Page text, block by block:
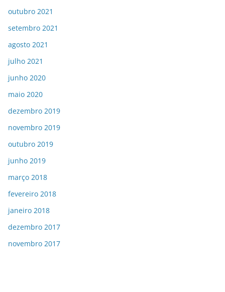
outubro 2021
setembro 2021
agosto 2021
julho 2021
junho 2020
maio 2020
dezembro 2019
novembro 2019
outubro 2019
junho 2019
março 2018
fevereiro 2018
janeiro 2018
dezembro 2017
novembro 2017